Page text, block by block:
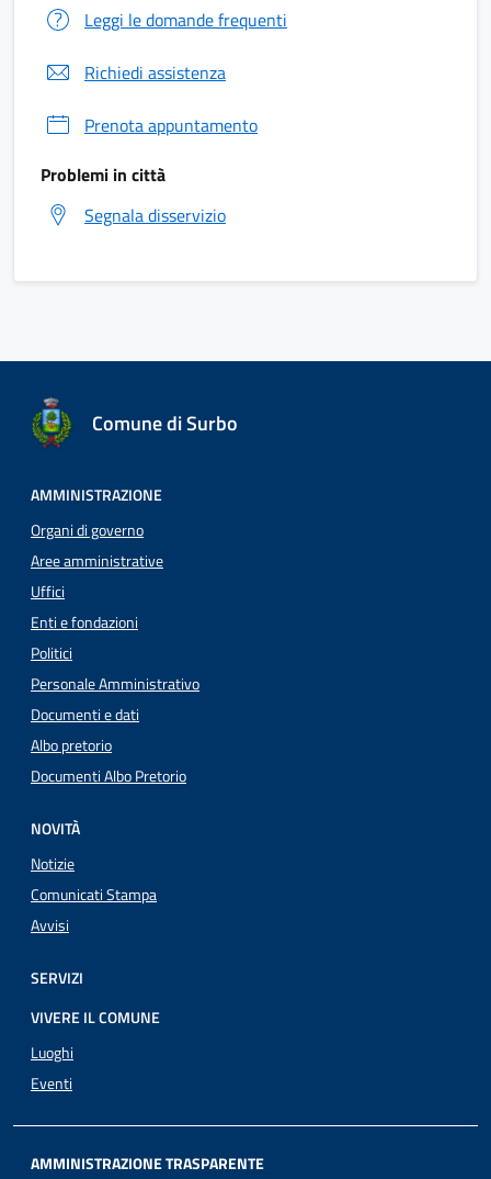
Leggi le domande frequenti
Richiedi assistenza
Prenota appuntamento
Problemi in città
Segnala disservizio
Comune di Surbo
AMMINISTRAZIONE
Organi di governo
Aree amministrative
Uffici
Enti e fondazioni
Politici
Personale Amministrativo
Documenti e dati
Albo pretorio
Documenti Albo Pretorio
NOVITÀ
Notizie
Comunicati Stampa
Avvisi
SERVIZI
VIVERE IL COMUNE
Luoghi
Eventi
AMMINISTRAZIONE TRASPARENTE